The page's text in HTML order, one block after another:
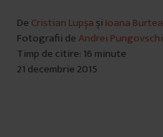
De Cristian Lupșa și Ioana Burtea
Fotografii deAndrei Pungovschi
Timp de citire: 16 minute
21 decembrie 2015